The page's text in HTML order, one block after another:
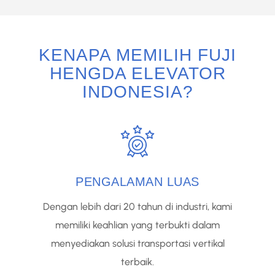
KENAPA MEMILIH FUJI
HENGDA ELEVATOR
INDONESIA?
PENGALAMAN LUAS
Dengan lebih dari 20 tahun di industri, kami
memiliki keahlian yang terbukti dalam
menyediakan solusi transportasi vertikal
terbaik.